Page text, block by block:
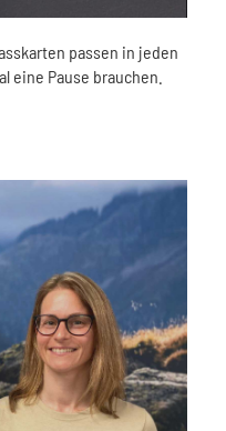
passen in jeden
eine Pause brauchen.